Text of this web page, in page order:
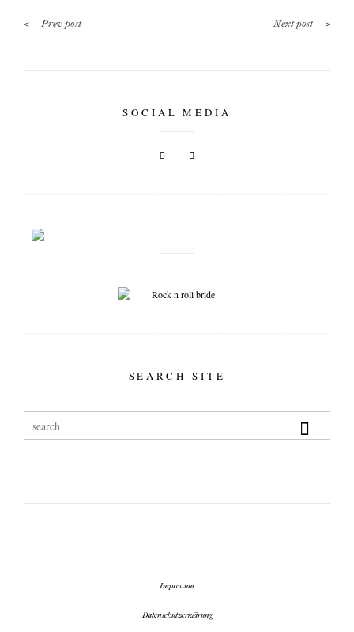
< Prev post >
Next post
SOCIAL MEDIA
SEARCH SITE
Impressum
Datenschutzerklärung